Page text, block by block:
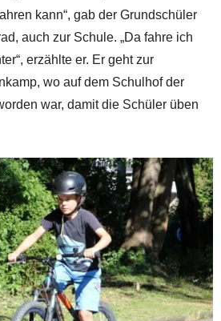
kann“, gab der Grundschüler
auch zur Schule. „Da fahre ich
erzählte er. Er geht zur
wo auf dem Schulhof der
war, damit die Schüler üben